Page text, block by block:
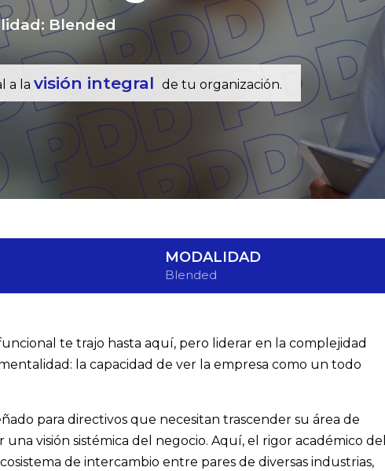
Blended
a la visión integral de tu organización.
MODALIDAD
Blended
te trajo hasta aquí, pero liderar en la complejidad
la capacidad de ver la empresa como un todo
para directivos que necesitan trascender su área de
una visión sistémica del negocio. Aquí, el rigor académico del
de intercambio entre pares de diversas industrias,